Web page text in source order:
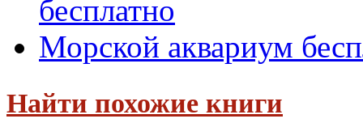
бесплатно
Морской аквариум
Найти похожие книги